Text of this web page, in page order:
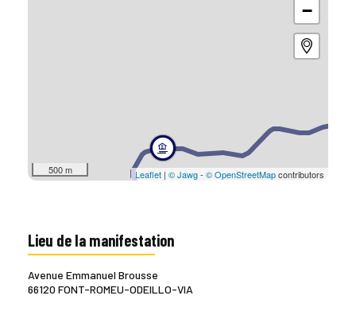
−
500 m Leaflet | © Jawg- © OpenStreetMapcontributors
Lieu de la manifestation
Avenue Emmanuel Brousse
66120 FONT-ROMEU-ODEILLO-VIA